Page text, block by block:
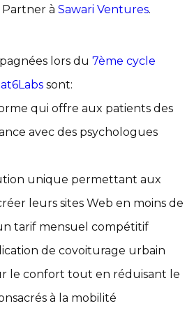
à Sawari Ventures.
lors du 7ème cycle
sont:
qui offre aux patients des
avec des psychologues
unique permettant aux
leurs sites Web en moins de
tarif mensuel compétitif
de covoiturage urbain
le confort tout en réduisant le
à la mobilité